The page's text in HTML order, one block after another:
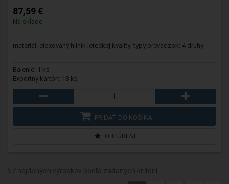
87,59 €
Na sklade
materiál: eloxovaný hliník leteckej kvality; typy prevádzok: 4 druhy
Balenie: 1 ks
Exportný kartón: 18 ks
PRIDAŤ DO KOŠÍKA
OBĽÚBENÉ
57 nájdených výrobkov podľa zadaných kritérií.